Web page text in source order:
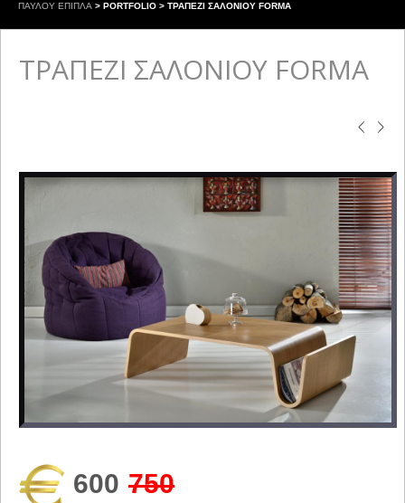
ΠΑΥΛΟΥ ΕΠΙΠΛΑ > PORTFOLIO > ΤΡΑΠΕΖΙ ΣΑΛΟΝΙΟΥ FORMA
ΤΡΑΠΕΖΙ ΣΑΛΟΝΙΟΥ FORMA
600 750